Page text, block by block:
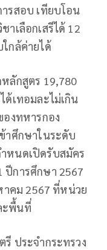
รสอบ เทียบโอน
าเลือกเสรีได้ 12
กล้ค่ายได้
ลักสูตร 19,780
ด้เทอมละไม่เกิน
งทหารกอง
าศึกษาในระดับ
หนดเปิดรับสมัคร
ปีการศึกษา 2567
าคม 2567 ที่หน่วย
ะพื้นที่
ประจำกระทรวง